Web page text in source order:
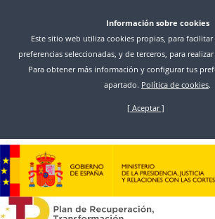
main
Información sobre cookies
Este sitio web utiliza cookies propias, para
preferencias seleccionadas, y de terceros, para
Para obtener más información y configurar tus
apartado. Política de cookies.
[ Aceptar ]